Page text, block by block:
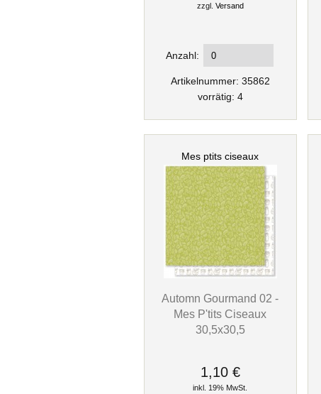
zzgl. Versand
Anzahl:
Artikelnummer: 35862
vorrätig: 4
Mes ptits ciseaux
Automn Gourmand 02 -
Mes P'tits Ciseaux
30,5x30,5
1,10 €
inkl. 19% MwSt.